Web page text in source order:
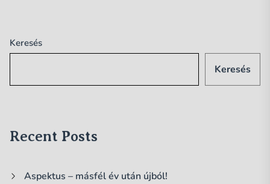
Keresés
Keresés
Recent Posts
Aspektus – másfél év után újból!